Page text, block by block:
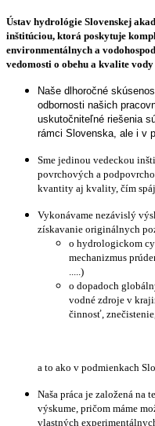
Ústav hydrológie Slovenskej
inštitúciou, ktorá poskytuje
environmentálnych a
vedomosti o obehu a kvalite
Naše dlhoročné
odbornosti našich
uskutočniteľné riešenia
rámci Slovenska, ale i v
Sme jedinou vedeckou
povrchových a
kvantity aj kvality, čím
Vykonávame nezávislý
získavanie originálnych
o hydrologickom
mechanizmus
.....)
o dopadoch
vodné zdroje v
činnosť,
a to ako v podmienkach
Naša práca je založená na
výskume, pričom máme
vlastných